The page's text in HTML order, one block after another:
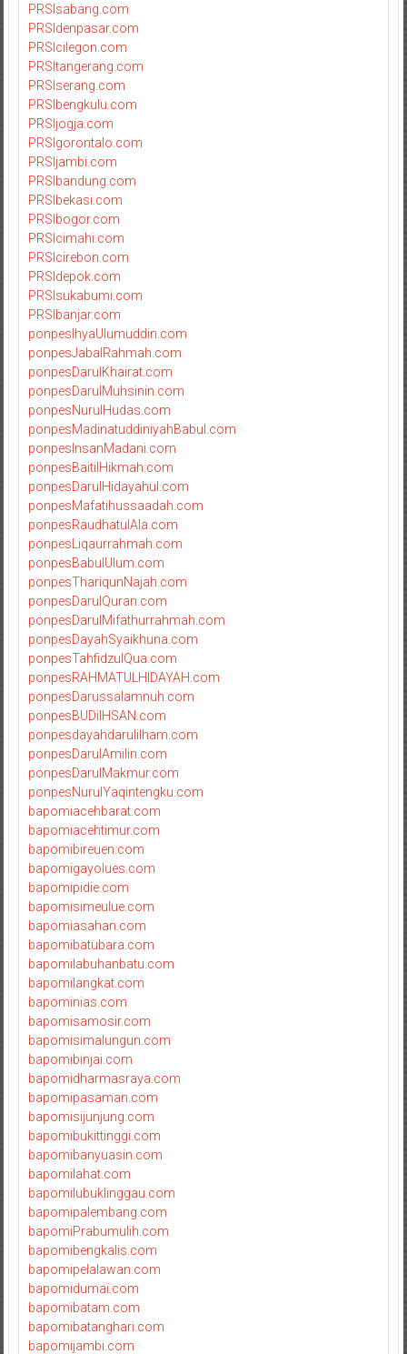
PRSIsabang.com
PRSIdenpasar.com
PRSIcilegon.com
PRSItangerang.com
PRSIserang.com
PRSIbengkulu.com
PRSIjogja.com
PRSIgorontalo.com
PRSIjambi.com
PRSIbandung.com
PRSIbekasi.com
PRSIbogor.com
PRSIcimahi.com
PRSIcirebon.com
PRSIdepok.com
PRSIsukabumi.com
PRSIbanjar.com
ponpesIhyaUlumuddin.com
ponpesJabalRahmah.com
ponpesDarulKhairat.com
ponpesDarulMuhsinin.com
ponpesNurulHudas.com
ponpesMadinatuddiniyahBabul.com
ponpesInsanMadani.com
ponpesBaitilHikmah.com
ponpesDarulHidayahul.com
ponpesMafatihussaadah.com
ponpesRaudhatulAla.com
ponpesLiqaurrahmah.com
ponpesBabulUlum.com
ponpesThariqunNajah.com
ponpesDarulQuran.com
ponpesDarulMifathurrahmah.com
ponpesDayahSyaikhuna.com
ponpesTahfidzulQua.com
ponpesRAHMATULHIDAYAH.com
ponpesDarussalamnuh.com
ponpesBUDiIHSAN.com
ponpesdayahdarulilham.com
ponpesDarulAmilin.com
ponpesDarulMakmur.com
ponpesNurulYaqintengku.com
bapomiacehbarat.com
bapomiacehtimur.com
bapomibireuen.com
bapomigayolues.com
bapomipidie.com
bapomisimeulue.com
bapomiasahan.com
bapomibatubara.com
bapomilabuhanbatu.com
bapomilangkat.com
bapominias.com
bapomisamosir.com
bapomisimalungun.com
bapomibinjai.com
bapomidharmasraya.com
bapomipasaman.com
bapomisijunjung.com
bapomibukittinggi.com
bapomibanyuasin.com
bapomilahat.com
bapomilubuklinggau.com
bapomipalembang.com
bapomiPrabumulih.com
bapomibengkalis.com
bapomipelalawan.com
bapomidumai.com
bapomibatam.com
bapomibatanghari.com
bapomijambi.com